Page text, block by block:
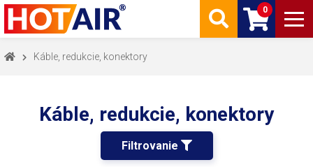
0
Káble, redukcie, konektory
Káble, redukcie, konektory
Filtrovanie